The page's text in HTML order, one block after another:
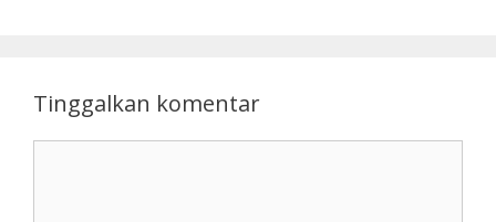
Tinggalkan komentar